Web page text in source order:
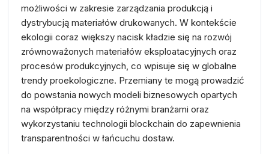
możliwości w zakresie zarządzania produkcją i
dystrybucją materiałów drukowanych. W kontekście
ekologii coraz większy nacisk kładzie się na rozwój
zrównoważonych materiałów eksploatacyjnych oraz
procesów produkcyjnych, co wpisuje się w globalne
trendy proekologiczne. Przemiany te mogą prowadzić
do powstania nowych modeli biznesowych opartych
na współpracy między różnymi branżami oraz
wykorzystaniu technologii blockchain do zapewnienia
transparentności w łańcuchu dostaw.